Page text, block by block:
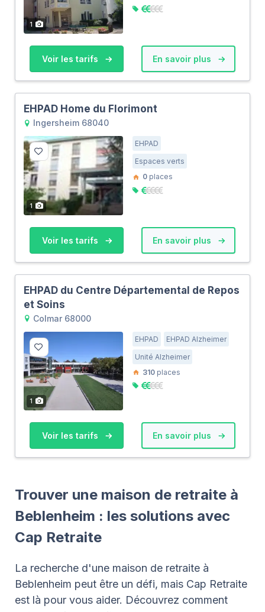
1
Voir les tarifs En savoir plus
EHPAD Home du Florimont
Ingersheim 68040
1
EHPAD
Espaces verts
0 places
Voir les tarifs En savoir plus
EHPAD du Centre Départemental de Repos
et Soins
Colmar 68000
1
EHPAD
EHPAD Alzheimer
Unité Alzheimer
310 places
Voir les tarifs En savoir plus
Trouver une maison de retraite à
Beblenheim : les solutions avec
Cap Retraite
La recherche d'une maison de retraite à
Beblenheim peut être un défi, mais Cap Retraite
est là pour vous aider. Découvrez comment